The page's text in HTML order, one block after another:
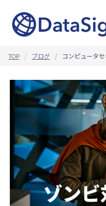
TOP ブログ コンピュータ